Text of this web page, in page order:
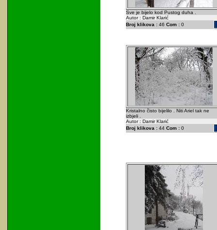
Sve je bijelo kod Pustog duha .
Autor : Damir Klarić
Broj klikova :46 Com :0
Kristalno čisto bijelilo . Niti Ariel tak ne
izbjeli .
Autor : Damir Klarić
Broj klikova :44 Com :0